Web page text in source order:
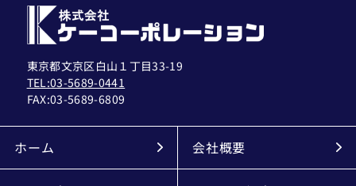
東京都文京区白山１丁目33-19
TEL:03-5689-0441
FAX:03-5689-6809
ホーム 会社概要